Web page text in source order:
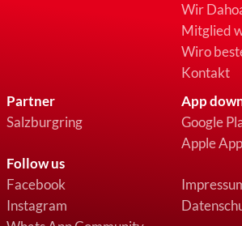
Wir
Mitglied
Wiro
Kontakt
Partner
Salzburgring
Follow us
Facebook
Instagram
App
Google
Apple